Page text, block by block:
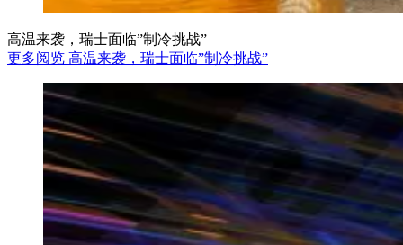
高温来袭，瑞士面临”制冷挑战”
更多阅览 高温来袭，瑞士面临”制冷挑战”